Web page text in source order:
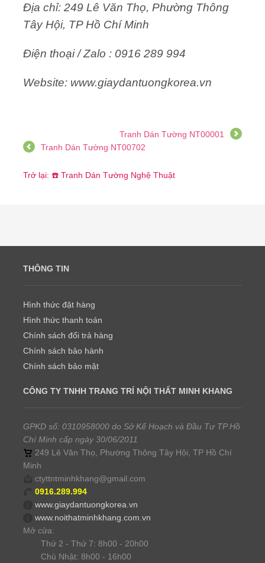
Địa chỉ: 249 Lê Văn Thọ, Phường Thông
Tây Hội, TP Hồ Chí Minh
Điện thoại / Zalo : 0916 289 994
Website: www.giaydantuongkorea.vn
Tranh Dán Tường NT00001
Tranh Dán Tường NT00702
Trở lại: ☎️ Tranh Dán Tường Nghệ Thuật
THÔNG TIN
Hình thức đặt hàng
Hình thức thanh toán
Chính sách đổi trả hàng
Chính sách bảo hành
Chính sách bảo mật
CÔNG TY TNHH TRANG TRÍ NỘI THẤT MINH KHANG
GPKD số: 0310958000 do Sở Kế Hoạch và Đầu Tư TP Hồ
Chí Minh cấp ngày 30/06/2011
249 Lê Văn Thọ, Phường Thông Tây Hội, TP Hồ Chí
Minh
ctyttntminhkhang@gmail.com
0916.289.994
www.giaydantuongkorea.vn
www.noithatminhkhang.com.vn
Mở cửa:
Thứ 2 - Thứ 7: 8h00 - 20h00
Chủ Nhật: 8h00 - 16h00